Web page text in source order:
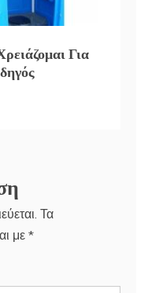
Για
Τα
με *